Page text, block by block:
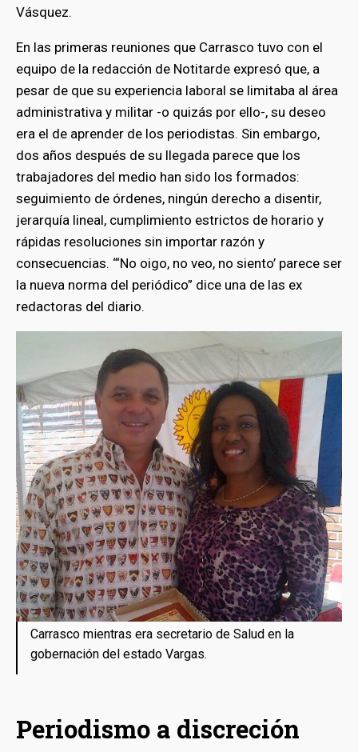
Vásquez.
En las primeras reuniones que Carrasco tuvo con el
equipo de la redacción de Notitarde expresó que, a
pesar de que su experiencia laboral se limitaba al área
administrativa y militar -o quizás por ello-, su deseo
era el de aprender de los periodistas. Sin embargo,
dos años después de su llegada parece que los
trabajadores del medio han sido los formados:
seguimiento de órdenes, ningún derecho a disentir,
jerarquía lineal, cumplimiento estrictos de horario y
rápidas resoluciones sin importar razón y
consecuencias. “‘No oigo, no veo, no siento’ parece ser
la nueva norma del periódico” dice una de las ex
redactoras del diario.
Carrasco mientras era secretario de Salud en la
gobernación del estado Vargas.
Periodismo a discreción